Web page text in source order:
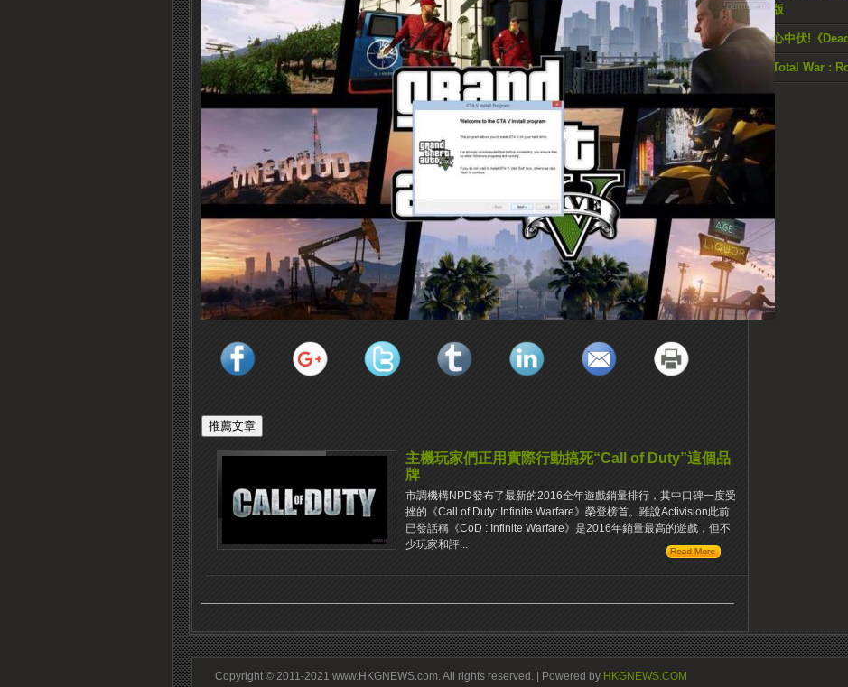
捆版
小心中伏!《
《Total War :
主機玩家們正用實際行動搞死“Call of Duty”這個品
牌
市調機構NPD發布了最新的2016全年遊戲銷量排行，其中口碑一度受
挫的《Call of Duty: Infinite Warfare》榮登榜首。雖說Activision此前
已發話稱《CoD : Infinite Warfare》是2016年銷量最高的遊戲，但不
少玩家和評...
Copyright © 2011-2021 www.HKGNEWS.com. All rights reserved. | Powered by HKGNEWS.COM